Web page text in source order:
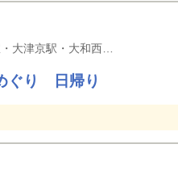
ぐり 日帰り